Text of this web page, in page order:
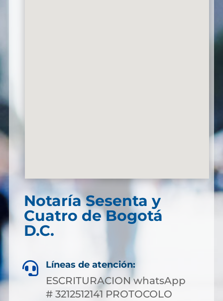
Notaría Sesenta y
Cuatro de Bogotá
D.C.
 Líneas de atención:
ESCRITURACION whatsApp
# 3212512141 PROTOCOLO